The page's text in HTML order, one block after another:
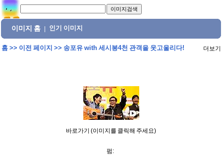
이미지 홈 인기 이미지
홈>> 이전 페이지 >> 송포유 with 세시봉4천 관객을 웃고울리다! 더보기
바로가기 (이미지를 클릭해 주세요)
펌: